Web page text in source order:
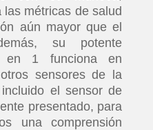
las métricas de salud
aún mayor que el
su potente
en 1 funciona en
sensores de la
el sensor de
presentado, para
una comprensión